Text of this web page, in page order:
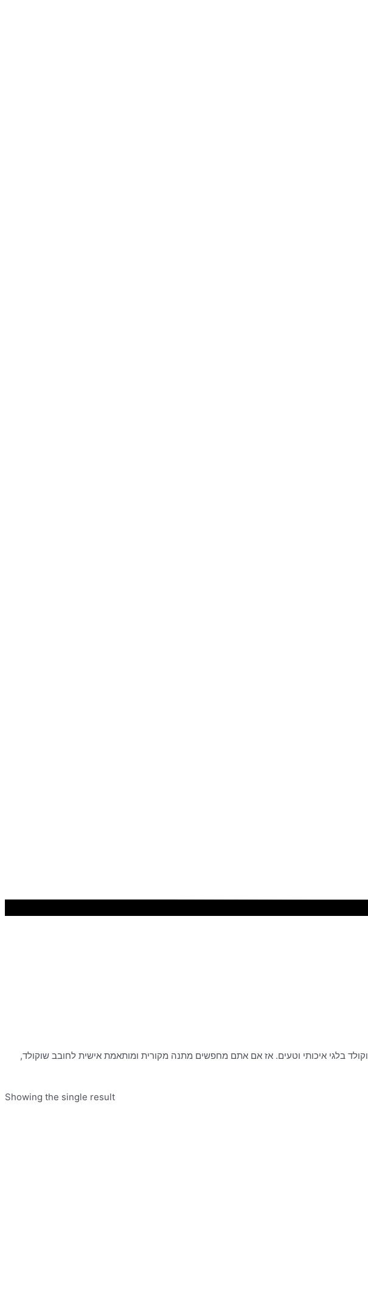
בלגי איכותי וטעים. אז אם אתם מחפשים מתנה מקורית ומותאמת אישית לחובב שוקולד,
Showing the single result